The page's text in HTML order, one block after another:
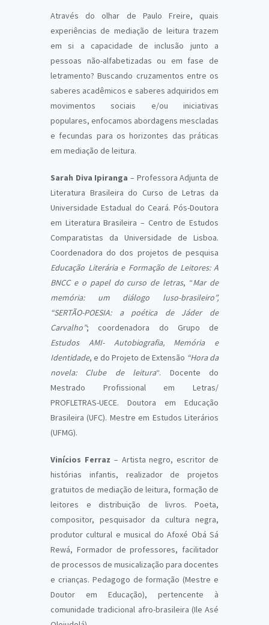
Através do olhar de Paulo Freire, quais
experiências de mediação de leitura trazem
em si a capacidade de inclusão junto a
pessoas não-alfabetizadas ou em fase de
letramento? Buscando cruzamentos entre os
saberes acadêmicos e saberes adquiridos em
movimentos sociais e/ou iniciativas
populares, enfocamos abordagens mescladas
e fecundas para os horizontes das práticas
em mediação de leitura.
Sarah Diva Ipiranga – Professora Adjunta de
Literatura Brasileira do Curso de Letras da
Universidade Estadual do Ceará. Pós-Doutora
em Literatura Brasileira – Centro de Estudos
Comparatistas da Universidade de Lisboa.
Coordenadora do dos projetos de pesquisa
Educação Literária e Formação de Leitores: A
BNCC e o papel do curso de letras, “Mar de
memória: um diálogo luso-brasileiro”,
“SERTÃO-POESIA: a poética de Jáder de
Carvalho”; coordenadora do Grupo de
Estudos AMI- Autobiografia, Memória e
Identidade, e do Projeto de Extensão “Hora da
novela: Clube de leitura“. Docente do
Mestrado Profissional em Letras/
PROFLETRAS-UECE. Doutora em Educação
Brasileira (UFC). Mestre em Estudos Literários
(UFMG).
Vinícios Ferraz – Artista negro, escritor de
histórias infantis, realizador de projetos
gratuitos de mediação de leitura, formação de
leitores e distribuição de livros. Poeta,
compositor, pesquisador da cultura negra,
produtor cultural e musical do Afoxé Obá Sá
Rewá, Formador de professores, facilitador
de processos de musicalização para docentes
e crianças. Pedagogo de formação (Mestre e
Doutor em Educação), pertencente à
comunidade tradicional afro-brasileira (Ile Asé